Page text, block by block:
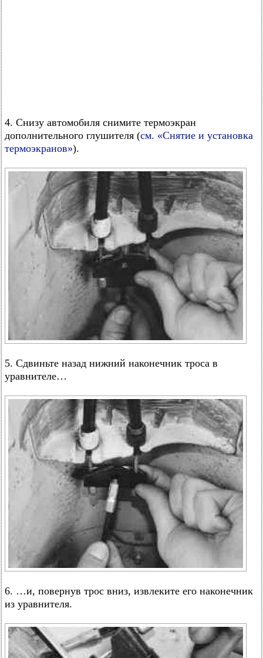
4. Снизу автомобиля снимите термоэкран
дополнительного глушителя (см. «Снятие и установка
термоэкранов»).
5. Сдвиньте назад нижний наконечник троса в
уравнителе…
6. …и, повернув трос вниз, извлеките его наконечник
из уравнителя.